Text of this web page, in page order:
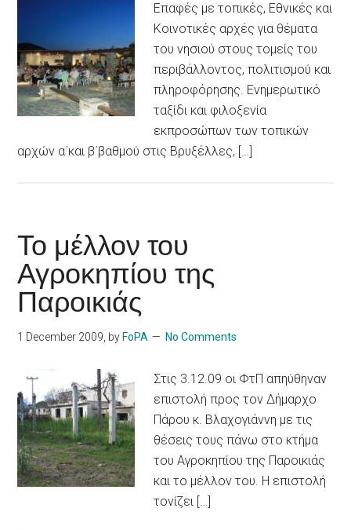
Επαφές με τοπικές, Εθνικές και
Κοινοτικές αρχές για θέματα
του νησιού στους τομείς του
περιβάλλοντος, πολιτισμού και
πληροφόρησης. Ενημερωτικό
ταξίδι και φιλοξενία
εκπροσώπων των τοπικών
αρχών α΄και β΄βαθμού στις Βρυξέλλες, […]
Το μέλλον του
Αγροκηπίου της
Παροικιάς
1 December 2009, by FoPA No Comments
Στις 3.12.09 οι ΦτΠ απηύθηναν
επιστολή προς τον Δήμαρχο
Πάρου κ. Βλαχογιάννη με τις
θέσεις τους πάνω στο κτήμα
του Αγροκηπίου της Παροικιάς
και το μέλλον του. Η επιστολή
τονίζει […]